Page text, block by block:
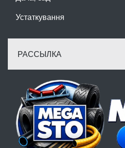
Устаткування
РАССЫЛКА